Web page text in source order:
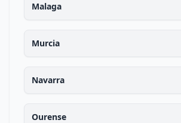
Malaga
Murcia
Navarra
Ourense